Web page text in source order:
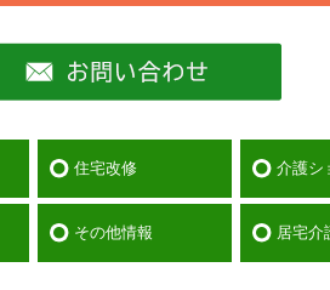
住宅改修 介護シ
その他情報 居宅介